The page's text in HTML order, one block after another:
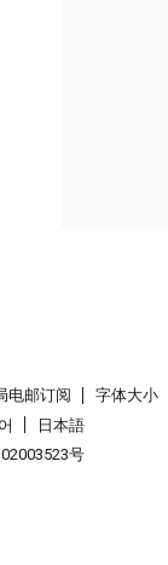
电邮订阅
字体大小
日本語
号